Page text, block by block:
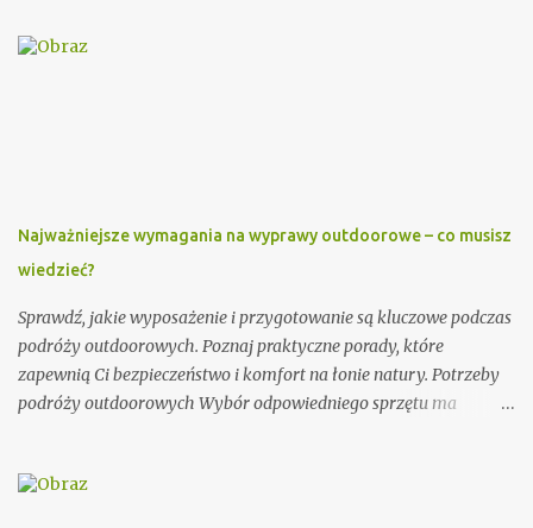
zaproszenia dla księdza warto pamiętać o kilku ważnych
zakończenia ceremonii, aby ksiądz wiedział, jak długo trwać
będzie jego obecność. Dodatkowo, warto zawrzeć informację na
temat planowanego poczęstunku po uroczystości. Przykładowe
zaproszenie: Szanowny Księże, Zwracamy się ...
Najważniejsze wymagania na wyprawy outdoorowe – co musisz
wiedzieć?
Sprawdź, jakie wyposażenie i przygotowanie są kluczowe podczas
podróży outdoorowych. Poznaj praktyczne porady, które
zapewnią Ci bezpieczeństwo i komfort na łonie natury. Potrzeby
podróży outdoorowych Wybór odpowiedniego sprzętu ma
Niezawodny namiot, ciepły śpiwór i solidne buty trekkingowe to